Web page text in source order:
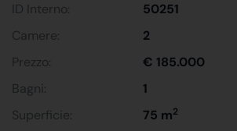
ID Interno:
50251
Camere:
2
Prezzo:
€ 185.000
Bagni:
1
Superficie:
75 m2